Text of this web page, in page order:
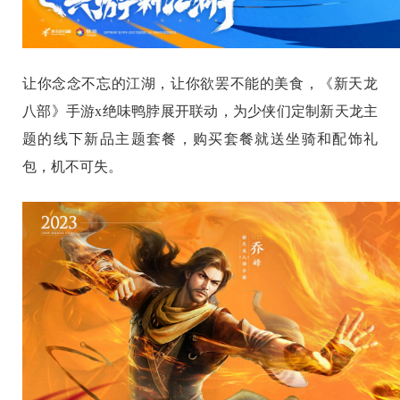
让你念念不忘的江湖，让你欲罢不能的美食，《新天龙
八部》手游x绝味鸭脖展开联动，为少侠们定制新天龙主
题的线下新品主题套餐，购买套餐就送坐骑和配饰礼
包，机不可失。